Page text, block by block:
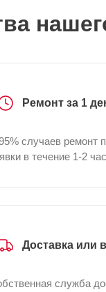
Ремонт за 1
случаев ремонт
в течение 1-2
Доставка или
служба